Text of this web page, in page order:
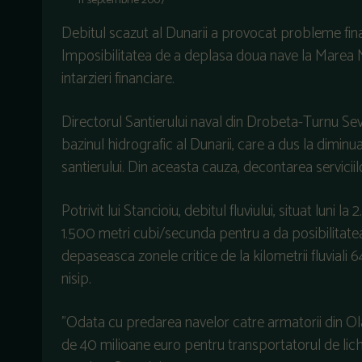
Debitul scazut al Dunarii a provocat probleme
Imposibilitatea de a deplasa doua nave la
intarzieri financiare.
Directorul Santierului naval din Drobeta-Turnu
bazinul hidrografic al Dunarii, care a dus la
santierului. Din aceasta cauza, decontarea
Potrivit lui Stancioiu, debitul fluviului, situat luni
1.500 metri cubi/secunda pentru a da
depaseasca zonele critice de la kilometrii fluviali
nisip.
"Odata cu predarea navelor catre armatorii din
de 40 milioane euro pentru transportatorul de